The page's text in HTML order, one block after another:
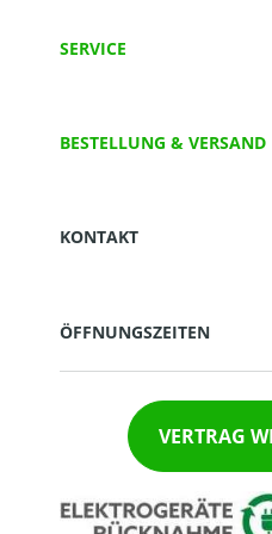
SERVICE
BESTELLUNG & VERSAND
KONTAKT
ÖFFNUNGSZEITEN
VERTRAG